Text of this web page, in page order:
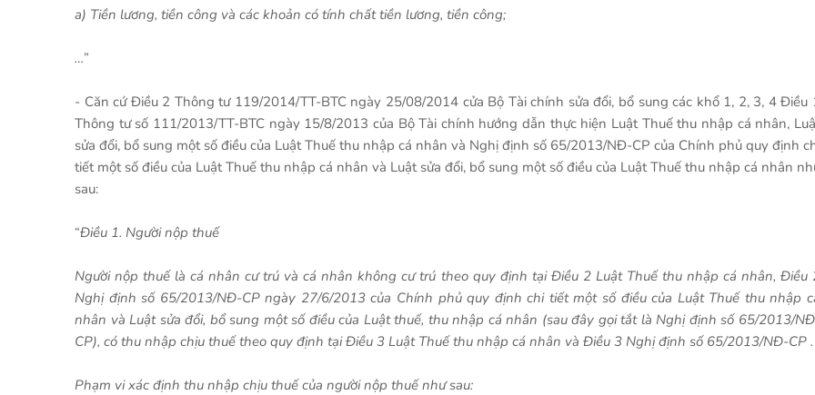
a) Tiền lương, tiền công và các khoản có tính chất tiền lương, tiền công;
…”
- Căn cứ Điều 2 Thông tư 119/2014/TT-BTC ngày 25/08/2014 cửa Bộ Tài chính sửa đổi, bổ sung các khổ 1, 2, 3, 4 Điều
Thông tư số 111/2013/TT-BTC ngày 15/8/2013 của Bộ Tài chính hướng dẫn thực hiện Luật Thuế thu nhập cá nhân,
sửa đổi, bổ sung một số điều của Luật Thuế thu nhập cá nhân và Nghị định số 65/2013/NĐ-CP của Chính phủ quy định
tiết một số điều của Luật Thuế thu nhập cá nhân và Luật sửa đổi, bổ sung một số điều của Luật Thuế thu nhập cá nhân
sau:
“Điều 1. Người nộp thuế
Người nộp thuế là cá nhân cư trú và cá nhân không cư trú theo quy định tại Điều 2 Luật Thuế thu nhập cá nhân, Điều
Nghị định số 65/2013/NĐ-CP ngày 27/6/2013 của Chính phủ quy định chi tiết một số điều của Luật Thuế thu nhập
nhân và Luật sửa đổi, bổ sung một số điều của Luật thuế, thu nhập cá nhân (sau đây gọi tắt là Nghị định số 65/2013/
CP), có thu nhập chịu thuế theo quy định tại Điều 3 Luật Thuế thu nhập cá nhân và Điều 3 Nghị định số 65/2013/NĐ-CP .
Phạm vi xác định thu nhập chịu thuế của người nộp thuế như sau: